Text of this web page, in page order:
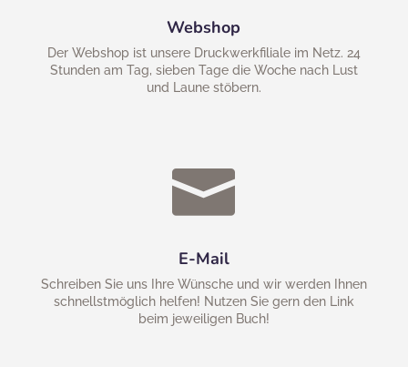
Webshop
Der Webshop ist unsere Druckwerkfiliale im Netz. 24
Stunden am Tag, sieben Tage die Woche nach Lust
und Laune stöbern.

E-Mail
Schreiben Sie uns Ihre Wünsche und wir werden Ihnen
schnellstmöglich helfen! Nutzen Sie gern den Link
beim jeweiligen Buch!